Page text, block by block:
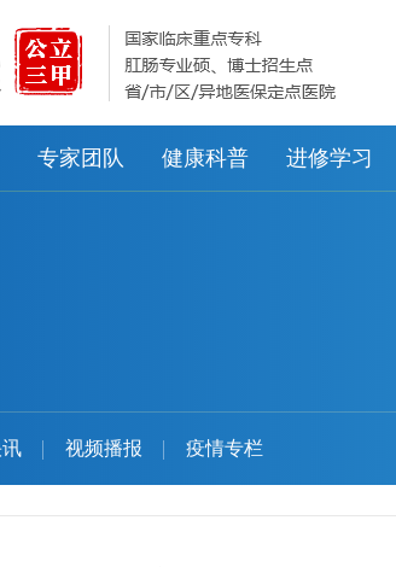
专家团队 健康科普 进修学习
视频播报 疫情专栏